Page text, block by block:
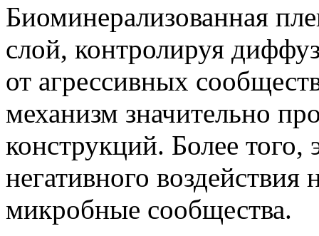
Биоминерализованная
слой, контролируя
от агрессивных
механизм значительно
конструкций. Более того,
негативного
микробные сообщества.